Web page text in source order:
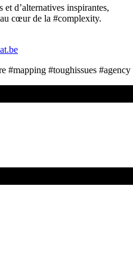
et d’alternatives inspirantes,
cœur de la #complexity.
#mapping #toughissues